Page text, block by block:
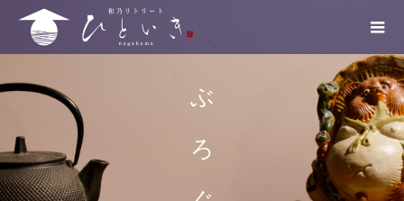
ぶ ろ ぐ